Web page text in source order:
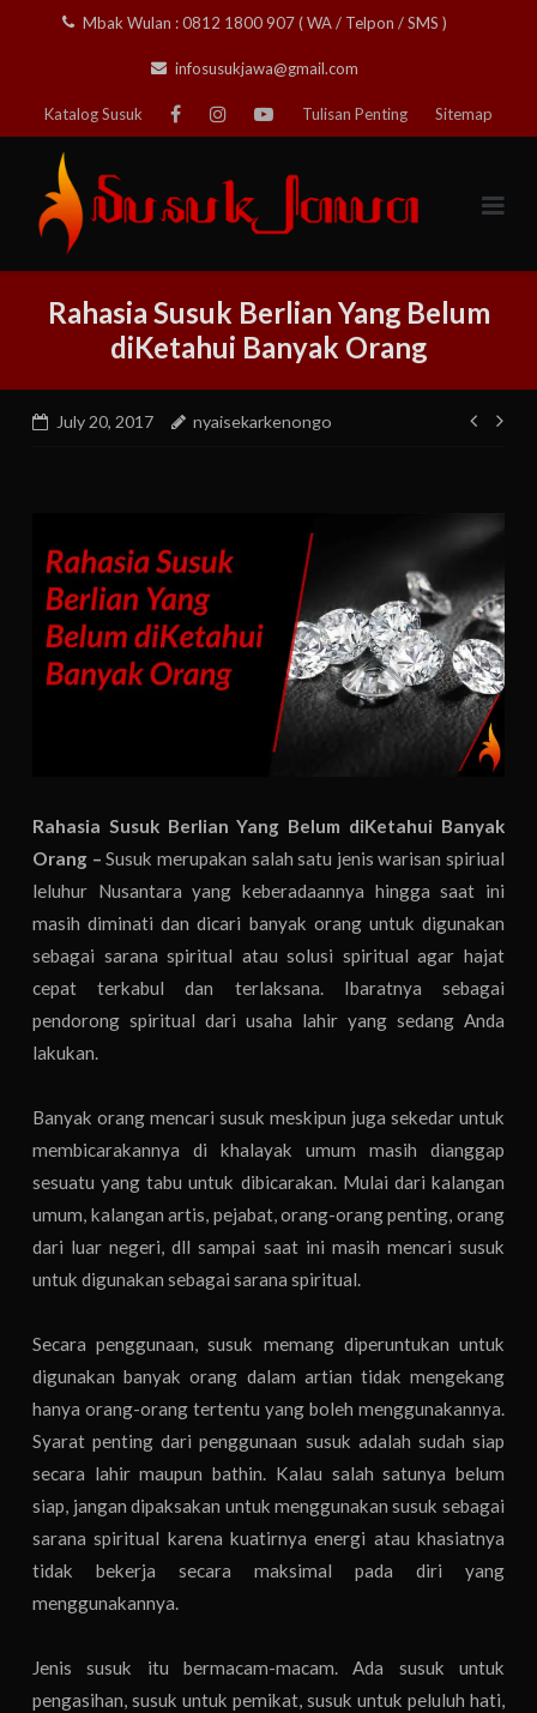
Mbak Wulan : 0812 1800 907 ( WA / Telpon / SMS )
infosusukjawa@gmail.com
Katalog Susuk Tulisan Penting Sitemap
Rahasia Susuk Berlian Yang Belum
diKetahui Banyak Orang
July 20, 2017 nyaisekarkenongo
Post
Rahasia Susuk Berlian Yang Belum diKetahui Banyak
Orang –Susuk merupakan salah satu jenis warisan spiriual
leluhur Nusantara yang keberadaannya hingga saat ini
masih diminati dan dicari banyak orang untuk digunakan
sebagai sarana spiritual atau solusi spiritual agar hajat
cepat terkabul dan terlaksana. Ibaratnya sebagai
pendorong spiritual dari usaha lahir yang sedang Anda
lakukan.
Banyak orang mencari susuk meskipun juga sekedar untuk
membicarakannya di khalayak umum masih dianggap
sesuatu yang tabu untuk dibicarakan. Mulai dari kalangan
umum, kalangan artis, pejabat, orang-orang penting, orang
dari luar negeri, dll sampai saat ini masih mencari susuk
untuk digunakan sebagai sarana spiritual.
Secara penggunaan, susuk memang diperuntukan untuk
digunakan banyak orang dalam artian tidak mengekang
hanya orang-orang tertentu yang boleh menggunakannya.
Syarat penting dari penggunaan susuk adalah sudah siap
secara lahir maupun bathin. Kalau salah satunya belum
siap, jangan dipaksakan untuk menggunakan susuk sebagai
sarana spiritual karena kuatirnya energi atau khasiatnya
tidak bekerja secara maksimal pada diri yang
menggunakannya.
Jenis susuk itu bermacam-macam. Ada susuk untuk
pengasihan, susuk untuk pemikat, susuk untuk peluluh hati,